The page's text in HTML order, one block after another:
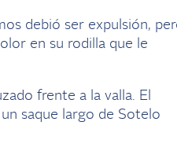
debió ser expulsión,
en su rodilla que le
frente a la valla. El
saque largo de Sotelo